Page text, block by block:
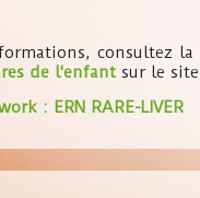
consultez la
de l'enfant sur le
: ERN RARE-LIVER